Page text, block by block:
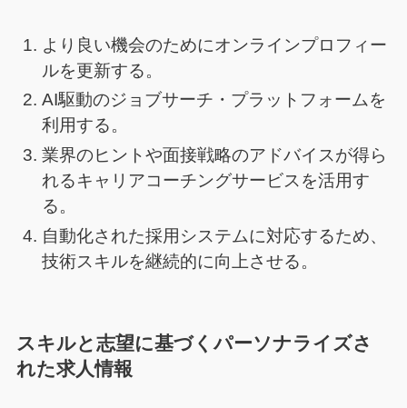
より良い機会のためにオンラインプロフィー
ルを更新する。
AI駆動のジョブサーチ・プラットフォームを
利用する。
業界のヒントや面接戦略のアドバイスが得ら
れるキャリアコーチングサービスを活用す
る。
自動化された採用システムに対応するため、
技術スキルを継続的に向上させる。
スキルと志望に基づくパーソナライズさ
れた求人情報